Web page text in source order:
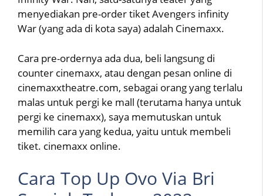
menyediakan pre-order tiket Avengers infinity
War (yang ada di kota saya) adalah Cinemaxx.
Cara pre-ordernya ada dua, beli langsung di
counter cinemaxx, atau dengan pesan online di
cinemaxxtheatre.com, sebagai orang yang terlalu
malas untuk pergi ke mall (terutama hanya untuk
pergi ke cinemaxx), saya memutuskan untuk
memilih cara yang kedua, yaitu untuk membeli
tiket. cinemaxx online.
Cara Top Up Ovo Via Bri